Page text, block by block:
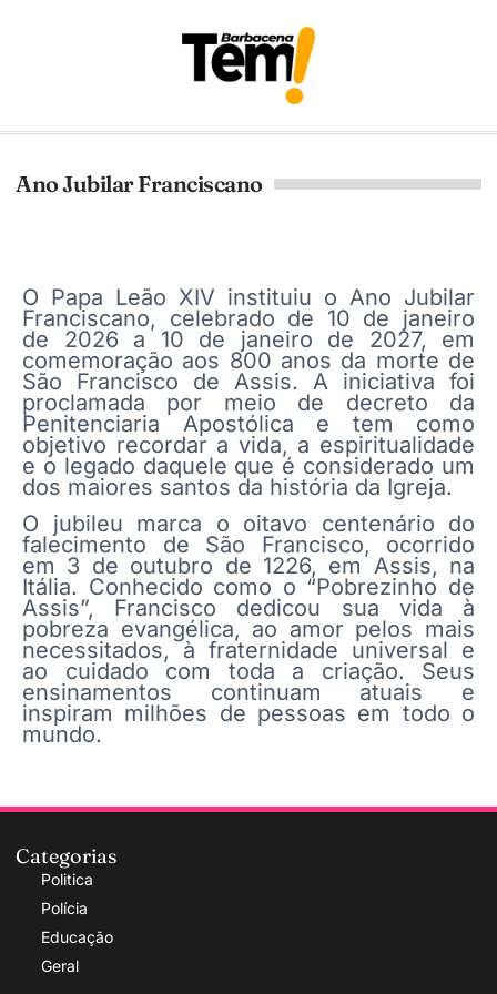
Ano Jubilar Franciscano
O Papa Leão XIV instituiu o Ano Jubilar
Franciscano, celebrado de 10 de janeiro
de 2026 a 10 de janeiro de 2027, em
comemoração aos 800 anos da morte de
São Francisco de Assis. A iniciativa foi
proclamada por meio de decreto da
Penitenciaria Apostólica e tem como
objetivo recordar a vida, a espiritualidade
e o legado daquele que é considerado um
dos maiores santos da história da Igreja.
O jubileu marca o oitavo centenário do
falecimento de São Francisco, ocorrido
em 3 de outubro de 1226, em Assis, na
Itália. Conhecido como o “Pobrezinho de
Assis”, Francisco dedicou sua vida à
pobreza evangélica, ao amor pelos mais
necessitados, à fraternidade universal e
ao cuidado com toda a criação. Seus
ensinamentos continuam atuais e
inspiram milhões de pessoas em todo o
mundo.
Categorias
Politica
Polícia
Educação
Geral